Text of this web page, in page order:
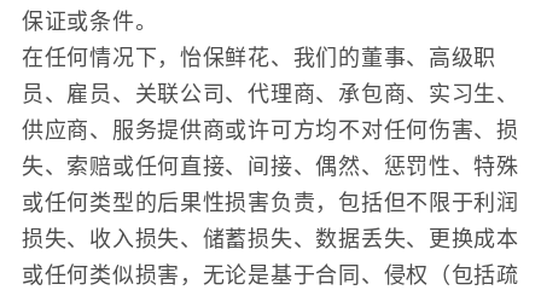
保证或条件。
在任何情况下，怡保鲜花、我们的董事、高级职
员、雇员、关联公司、代理商、承包商、实习生、
供应商、服务提供商或许可方均不对任何伤害、损
失、索赔或任何直接、间接、偶然、惩罚性、特殊
或任何类型的后果性损害负责，包括但不限于利润
损失、收入损失、储蓄损失、数据丢失、更换成本
或任何类似损害，无论是基于合同、侵权（包括疏